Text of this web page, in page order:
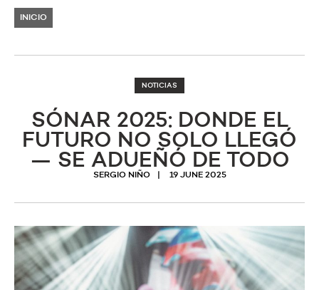
INICIO
NOTICIAS
SÓNAR 2025: DONDE EL
FUTURO NO SOLO LLEGÓ
— SE ADUEÑÓ DE TODO
SERGIO NIÑO 19 JUNE 2025